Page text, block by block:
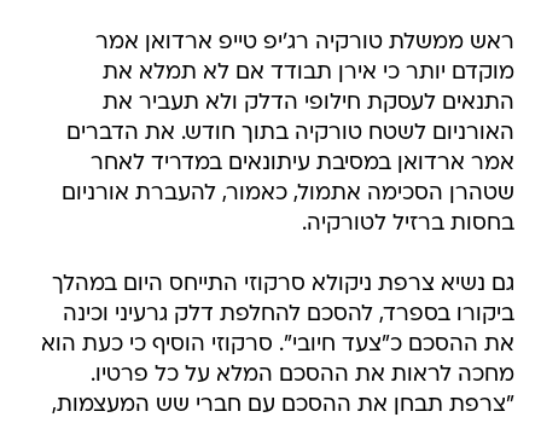
ראש ממשלת טורקיה רג'יפ טייפ ארדואן אמר
מוקדם יותר כי אירן תבודד אם לא תמלא את
התנאים לעסקת חילופי הדלק ולא תעביר את
האורניום לשטח טורקיה בתוך חודש. את הדברים
אמר ארדואן במסיבת עיתונאים במדריד לאחר
שטהרן הסכימה אתמול, כאמור, להעברת אורניום
בחסות ברזיל לטורקיה.
גם נשיא צרפת ניקולא סרקוזי התייחס היום במהלך
ביקורו בספרד, להסכם להחלפת דלק גרעיני וכינה
את ההסכם כ"צעד חיובי". סרקוזי הוסיף כי כעת הוא
מחכה לראות את ההסכם המלא על כל פרטיו.
"צרפת תבחן את ההסכם עם חברי שש המעצמות,